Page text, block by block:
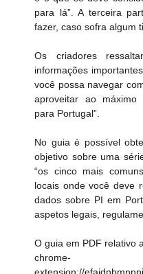
para lá”. A terceira
fazer, caso sofra algum
Os criadores
informações
você possa navegar
aproveitar ao máximo
para Portugal”.
No guia é possível
objetivo sobre uma
“os cinco mais
locais onde você deve
dados sobre PI em
aspetos legais,
O guia em PDF relativo
chrome-